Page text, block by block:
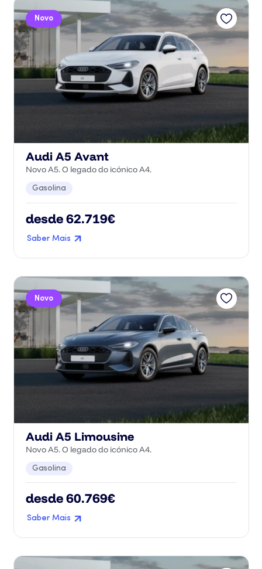
Novo
Audi A5 Avant
Novo A5. O legado do icónico A4.
Gasolina
desde 62.719€
Saber Mais
Novo
Audi A5 Limousine
Novo A5. O legado do icónico A4.
Gasolina
desde 60.769€
Saber Mais